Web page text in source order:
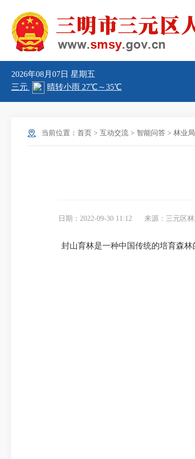
2026年08月07日 星期五
当前位置： 首页 > 互动交流 > 智能问答 > 林业局
日期：2022-09-30 11:12 来源：三元区
封山育林是一种中国传统的培育森